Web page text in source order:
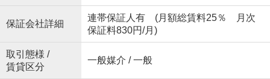
保証会社詳細
連帯保証人有 (月額総賃料25％ 月次
保証料830円/月)
取引態様 /
賃貸区分
一般媒介 / 一般